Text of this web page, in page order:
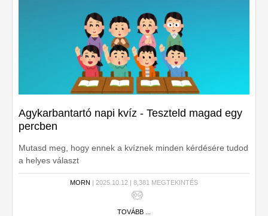
Agykarbantartó napi kvíz - Teszteld magad egy
percben
Mutasd meg, hogy ennek a kvíznek minden kérdésére tudod
a helyes választ
MORN | 2025.10.12 | 8,381 MEGTEKINTÉS
TOVÁBB ...